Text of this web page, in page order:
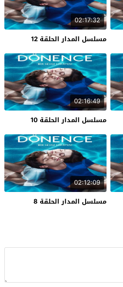
02:17:32
مسلسل المدار الحلقة 12
02:16:49
مسلسل المدار الحلقة 10
02:12:09
مسلسل المدار الحلقة 8